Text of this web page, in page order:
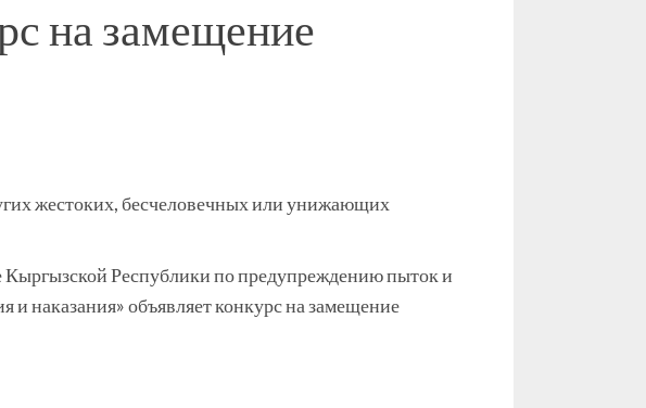
на замещение
жестоких, бесчеловечных или унижающих
Республики по предупреждению пыток и
наказания» объявляет конкурс на замещение